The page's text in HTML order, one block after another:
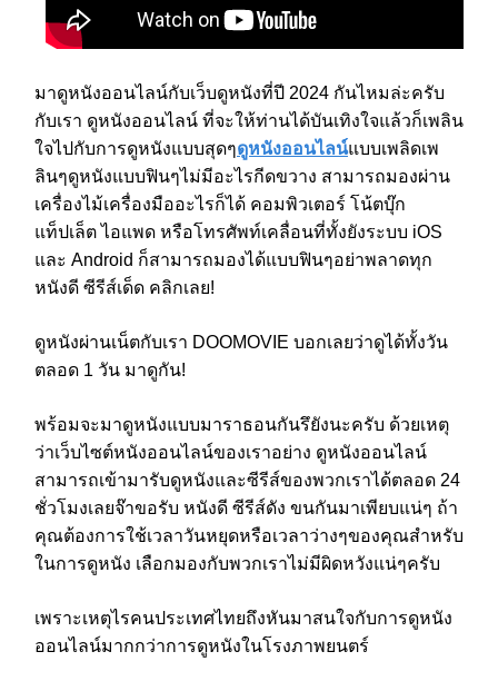
มาดูหนังออนไลน์กับเว็บดูหนังที่ปี 2024 กันไหมล่ะครับ
กับเรา ดูหนังออนไลน์ ที่จะให้ท่านได้บันเทิงใจแล้วก็เพลิน
ใจไปกับการดูหนังแบบสุดๆดูหนังออนไลน์แบบเพลิดเพ
ลินๆดูหนังแบบฟินๆไม่มีอะไรกีดขวาง สามารถมองผ่าน
เครื่องไม้เครื่องมืออะไรก็ได้ คอมพิวเตอร์ โน้ตบุ๊ก
แท็ปเล็ต ไอแพด หรือโทรศัพท์เคลื่อนที่ทั้งยังระบบ iOS
และ Android ก็สามารถมองได้แบบฟินๆอย่าพลาดทุก
หนังดี ซีรีส์เด็ด คลิกเลย!
ดูหนังผ่านเน็ตกับเรา DOOMOVIE บอกเลยว่าดูได้ทั้งวัน
ตลอด 1 วัน มาดูกัน!
พร้อมจะมาดูหนังแบบมาราธอนกันรึยังนะครับ ด้วยเหตุ
ว่าเว็บไซต์หนังออนไลน์ของเราอย่าง ดูหนังออนไลน์
สามารถเข้ามารับดูหนังและซีรีส์ของพวกเราได้ตลอด 24
ชั่วโมงเลยจ๊าขอรับ หนังดี ซีรีส์ดัง ขนกันมาเพียบแน่ๆ ถ้า
คุณต้องการใช้เวลาวันหยุดหรือเวลาว่างๆของคุณสำหรับ
ในการดูหนัง เลือกมองกับพวกเราไม่มีผิดหวังแน่ๆครับ
เพราะเหตุไรคนประเทศไทยถึงหันมาสนใจกับการดูหนัง
ออนไลน์มากกว่าการดูหนังในโรงภาพยนตร์